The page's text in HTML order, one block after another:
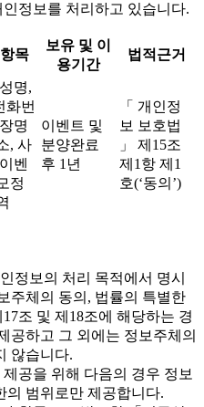
정보를 처리하고 있습니다.
목
보유 및 이
용기간
법적근거
명,
화번
명
, 사
벤
정
이벤트 및
분양완료
후 1년
「 개인정
보 보호법
」 제15조
제1항 제1
호(‘동의’)
정보의 처리 목적에서 명시
주체의 동의, 법률의 특별한
조 및 제18조에 해당하는 경
공하고 그 외에는 정보주체의
않습니다.
공을 위해 다음의 경우 정보
의 범위로만 제공합니다.